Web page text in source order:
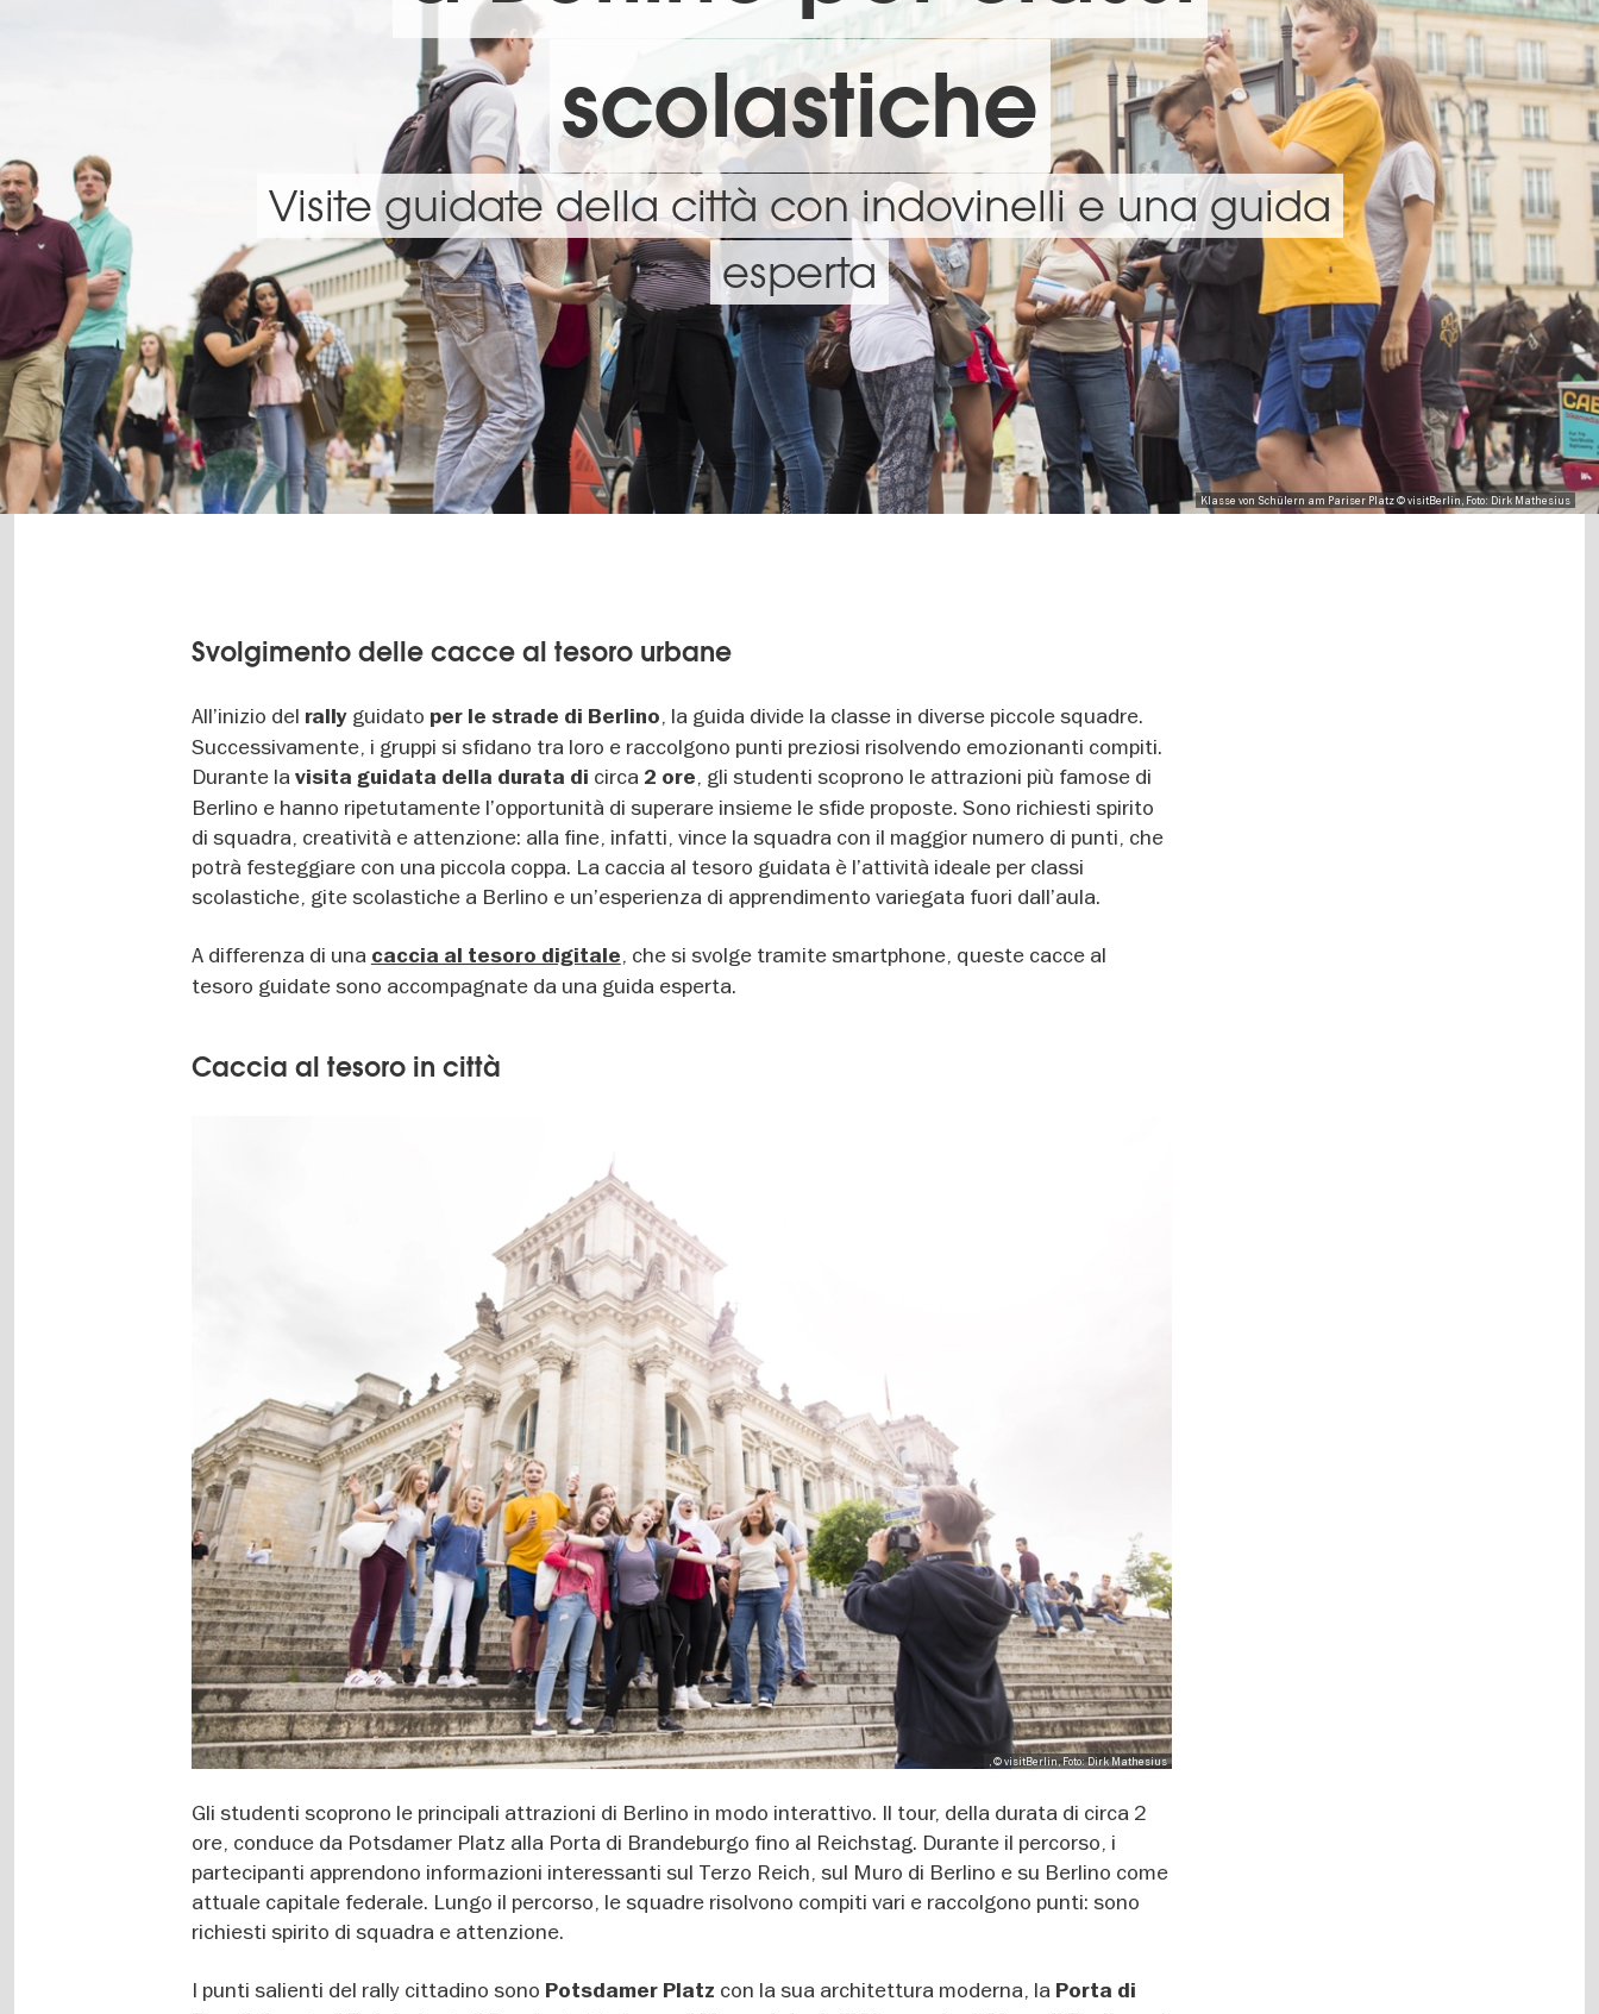
scolastiche
Visite guidate della città con indovinelli e una guida
esperta
Klasse von Schülern am Pariser Platz © visitBerlin, Foto: Dirk Mathesius
Svolgimento delle cacce al tesoro urbane
All’inizio del rallyguidato per le strade di Berlino, la guida divide la classe in diverse piccole squadre.
Successivamente, i gruppi si sfidano tra loro e raccolgono punti preziosi risolvendo emozionanti compiti.
Durante lavisita guidata della durata di circa 2 ore, gli studenti scoprono le attrazioni più famose di
Berlino e hanno ripetutamente l’opportunità di superare insieme le sfide proposte. Sono richiesti spirito
di squadra, creatività e attenzione: alla fine, infatti, vince la squadra con il maggior numero di punti, che
potrà festeggiare con una piccola coppa. La caccia al tesoro guidata è l’attività ideale per classi
scolastiche, gite scolastiche a Berlino e un’esperienza di apprendimento variegata fuori dall’aula.
A differenza di una caccia al tesoro digitale, che si svolge tramite smartphone, queste cacce al
tesoro guidate sono accompagnate da una guida esperta.
Caccia al tesoro in città
, © visitBerlin, Foto: Dirk Mathesius
Gli studenti scoprono le principali attrazioni di Berlino in modo interattivo. Il tour, della durata di circa 2
ore, conduce da Potsdamer Platz alla Porta di Brandeburgo fino al Reichstag. Durante il percorso, i
partecipanti apprendono informazioni interessanti sul Terzo Reich, sul Muro di Berlino e su Berlino come
attuale capitale federale. Lungo il percorso, le squadre risolvono compiti vari e raccolgono punti: sono
richiesti spirito di squadra e attenzione.
I punti salienti del rally cittadino sono Potsdamer Platz con la sua architettura moderna, la Porta di